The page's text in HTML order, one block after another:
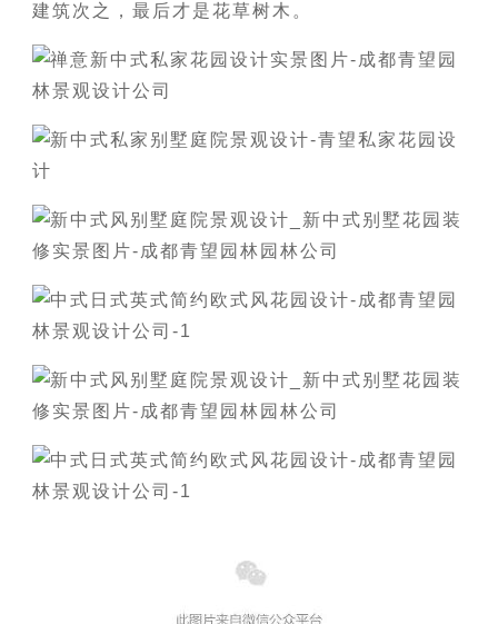
建筑次之，最后才是花草树木。